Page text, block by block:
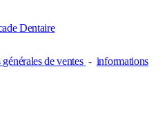
Dentaire
de ventes - informations